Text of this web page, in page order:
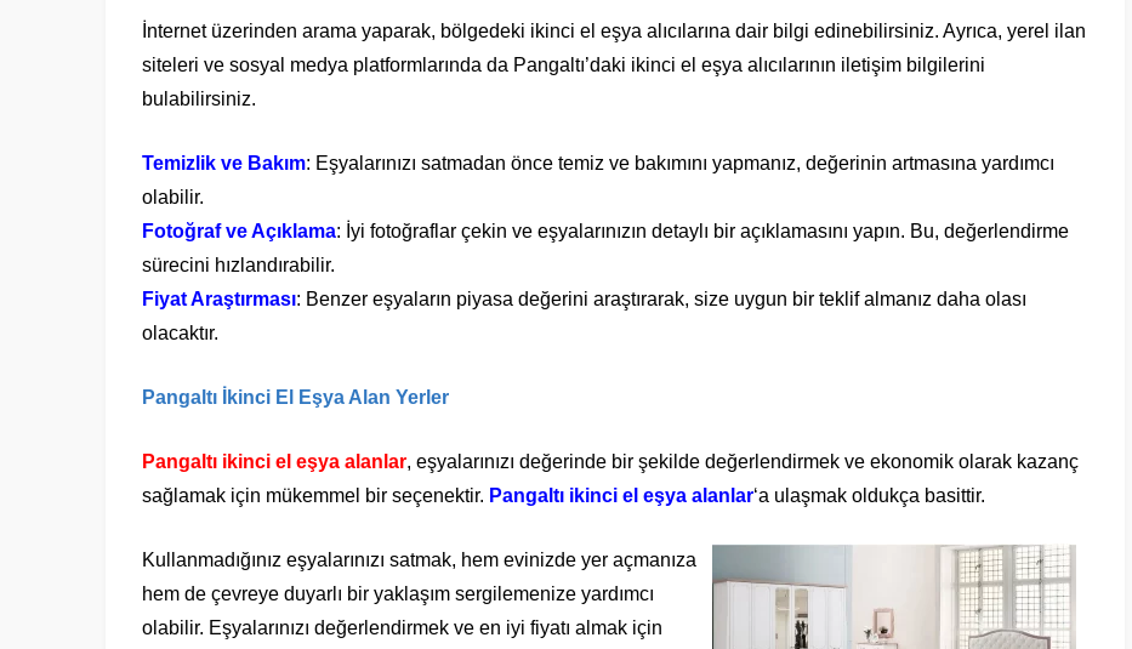
İnternet üzerinden arama yaparak, bölgedeki ikinci el eşya alıcılarına dair bilgi edinebilirsiniz. Ayrıca, yerel ilan
siteleri ve sosyal medya platformlarında da Pangaltı’daki ikinci el eşya alıcılarının iletişim bilgilerini
bulabilirsiniz.
Temizlik ve Bakım: Eşyalarınızı satmadan önce temiz ve bakımını yapmanız, değerinin artmasına yardımcı
olabilir.
Fotoğraf ve Açıklama: İyi fotoğraflar çekin ve eşyalarınızın detaylı bir açıklamasını yapın. Bu, değerlendirme
sürecini hızlandırabilir.
Fiyat Araştırması: Benzer eşyaların piyasa değerini araştırarak, size uygun bir teklif almanız daha olası
olacaktır.
Pangaltı İkinci El Eşya Alan Yerler
Pangaltı ikinci el eşya alanlar, eşyalarınızı değerinde bir şekilde değerlendirmek ve ekonomik olarak kazanç
sağlamak için mükemmel bir seçenektir. Pangaltı ikinci el eşya alanlar‘a ulaşmak oldukça basittir.
Kullanmadığınız eşyalarınızı satmak, hem evinizde yer açmanıza
hem de çevreye duyarlı bir yaklaşım sergilemenize yardımcı
olabilir. Eşyalarınızı değerlendirmek ve en iyi fiyatı almak için